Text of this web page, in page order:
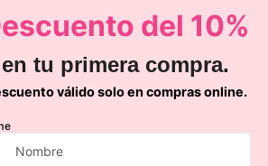
* Los
¡En